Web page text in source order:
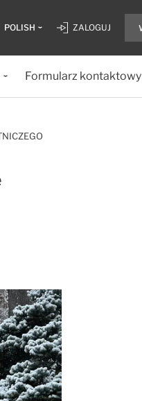
POLISH ZALOGUJ
Formularz kontaktowy